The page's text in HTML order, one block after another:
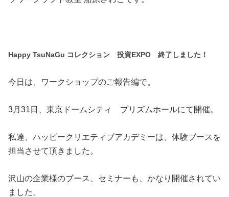
Happy TsuNaGu コレクション 投資EXPO 終了しました！
今日は、ワークショップのご報告編で。
3月31日、東京ドームシティ プリズムホールにて開催。
私達、ハッピークリエティブアカデミーは、体験ブースを
担当させて頂きました。
沢山の企業様のブース、セミナーも、かなり開催されてい
ました。